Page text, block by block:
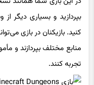
بپردازید و بسیاری دیگر
کنید. بازیکنان در بازی
منابع مختلف بپردازند و
تجربه کنند.